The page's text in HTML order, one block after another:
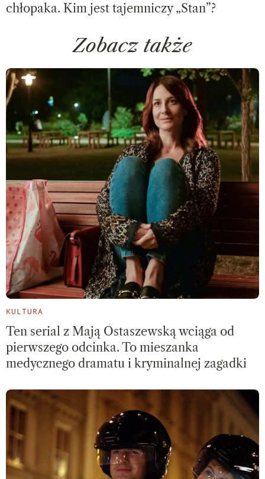
chłopaka. Kim jest tajemniczy „Stan”?
Zobacz także
KULTURA
Ten serial z Mają Ostaszewską wciąga od
pierwszego odcinka. To mieszanka
medycznego dramatu i kryminalnej zagadki